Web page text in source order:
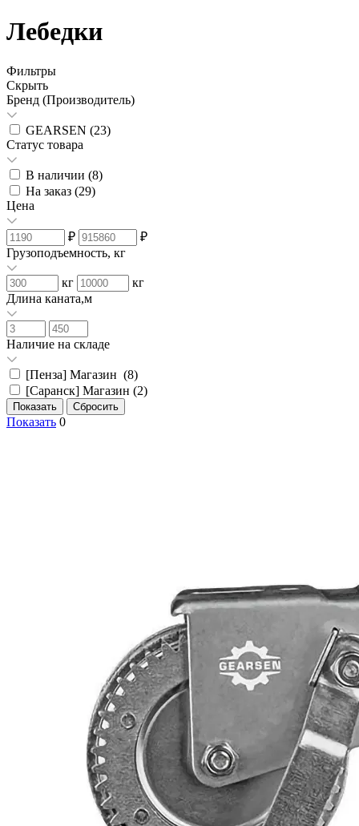
Лебедки
Фильтры
Скрыть
Бренд (Производитель)
GEARSEN (23)
Статус товара
В наличии (8)
На заказ (29)
Цена
₽
₽
Грузоподъемность, кг
кг
кг
Длина каната,м
Наличие на складе
[Пенза] Магазин (8)
[Саранск] Магазин (2)
Показать 0